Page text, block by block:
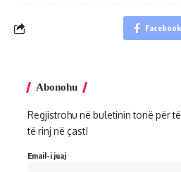
Facebook
Abonohu
Regjistrohu në buletinin tonë për
të rinj në çast!
Email-i juaj